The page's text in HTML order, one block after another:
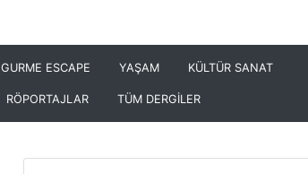
GURME ESCAPE YAŞAM KÜLTÜR SANAT
RÖPORTAJLAR TÜM DERGİLER